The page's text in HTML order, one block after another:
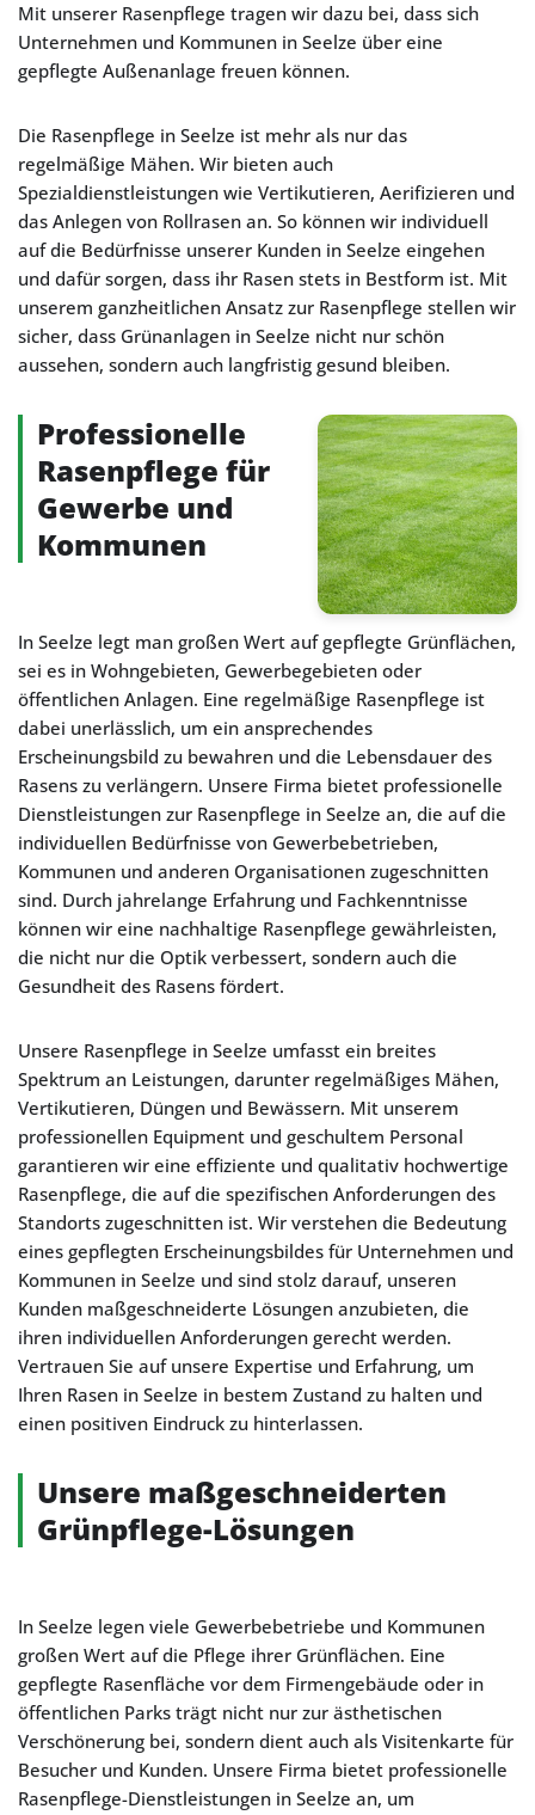
Mit unserer Rasenpflege tragen wir dazu bei, dass sich
Unternehmen und Kommunen in Seelze über eine
gepflegte Außenanlage freuen können.
Die Rasenpflege in Seelze ist mehr als nur das
regelmäßige Mähen. Wir bieten auch
Spezialdienstleistungen wie Vertikutieren, Aerifizieren und
das Anlegen von Rollrasen an. So können wir individuell
auf die Bedürfnisse unserer Kunden in Seelze eingehen
und dafür sorgen, dass ihr Rasen stets in Bestform ist. Mit
unserem ganzheitlichen Ansatz zur Rasenpflege stellen wir
sicher, dass Grünanlagen in Seelze nicht nur schön
aussehen, sondern auch langfristig gesund bleiben.
Professionelle
Rasenpflege für
Gewerbe und
Kommunen
In Seelze legt man großen Wert auf gepflegte Grünflächen,
sei es in Wohngebieten, Gewerbegebieten oder
öffentlichen Anlagen. Eine regelmäßige Rasenpflege ist
dabei unerlässlich, um ein ansprechendes
Erscheinungsbild zu bewahren und die Lebensdauer des
Rasens zu verlängern. Unsere Firma bietet professionelle
Dienstleistungen zur Rasenpflege in Seelze an, die auf die
individuellen Bedürfnisse von Gewerbebetrieben,
Kommunen und anderen Organisationen zugeschnitten
sind. Durch jahrelange Erfahrung und Fachkenntnisse
können wir eine nachhaltige Rasenpflege gewährleisten,
die nicht nur die Optik verbessert, sondern auch die
Gesundheit des Rasens fördert.
Unsere Rasenpflege in Seelze umfasst ein breites
Spektrum an Leistungen, darunter regelmäßiges Mähen,
Vertikutieren, Düngen und Bewässern. Mit unserem
professionellen Equipment und geschultem Personal
garantieren wir eine effiziente und qualitativ hochwertige
Rasenpflege, die auf die spezifischen Anforderungen des
Standorts zugeschnitten ist. Wir verstehen die Bedeutung
eines gepflegten Erscheinungsbildes für Unternehmen und
Kommunen in Seelze und sind stolz darauf, unseren
Kunden maßgeschneiderte Lösungen anzubieten, die
ihren individuellen Anforderungen gerecht werden.
Vertrauen Sie auf unsere Expertise und Erfahrung, um
Ihren Rasen in Seelze in bestem Zustand zu halten und
einen positiven Eindruck zu hinterlassen.
Unsere maßgeschneiderten
Grünpflege-Lösungen
In Seelze legen viele Gewerbebetriebe und Kommunen
großen Wert auf die Pflege ihrer Grünflächen. Eine
gepflegte Rasenfläche vor dem Firmengebäude oder in
öffentlichen Parks trägt nicht nur zur ästhetischen
Verschönerung bei, sondern dient auch als Visitenkarte für
Besucher und Kunden. Unsere Firma bietet professionelle
Rasenpflege-Dienstleistungen in Seelze an, um